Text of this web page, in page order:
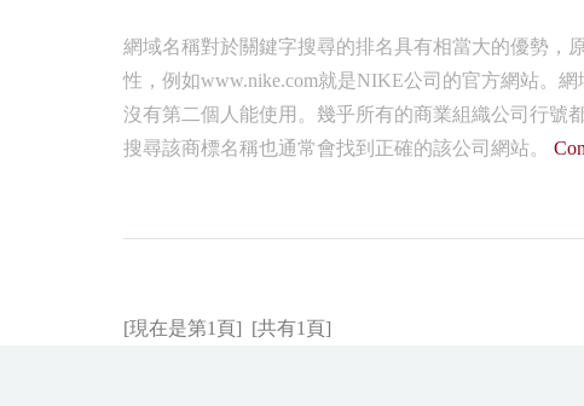
網域名稱對於關鍵字搜尋的排名具有相當大的優勢，
性，例如www.nike.com就是NIKE公司的官方網站。
沒有第二個人能使用。幾乎所有的商業組織公司行號
搜尋該商標名稱也通常會找到正確的該公司網站。
[現在是第1頁] [共有1頁]